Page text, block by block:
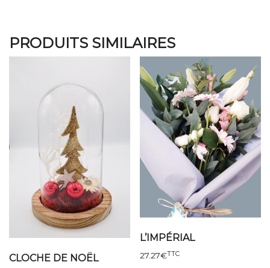
PRODUITS SIMILAIRES
CLOCHE DE NOËL
L’IMPÉRIAL
27.27€TTC